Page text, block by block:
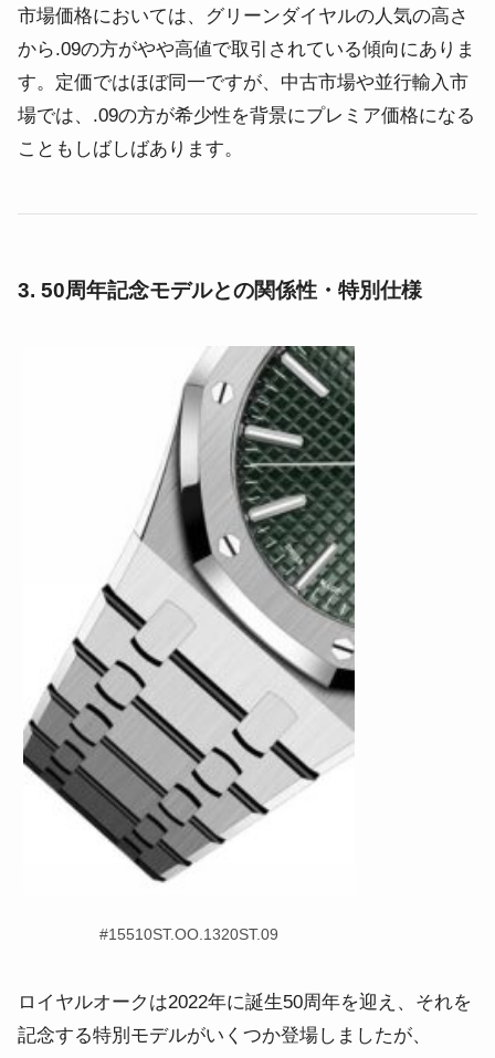
市場価格においては、グリーンダイヤルの人気の高さ
から.09の方がやや高値で取引されている傾向にありま
す。定価ではほぼ同一ですが、中古市場や並行輸入市
場では、.09の方が希少性を背景にプレミア価格になる
こともしばしばあります。
3. 50周年記念モデルとの関係性・特別仕様
#15510ST.OO.1320ST.09
ロイヤルオークは2022年に誕生50周年を迎え、それを
記念する特別モデルがいくつか登場しましたが、